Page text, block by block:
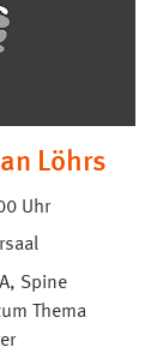
Löhrs
Uhr
Spine
Thema